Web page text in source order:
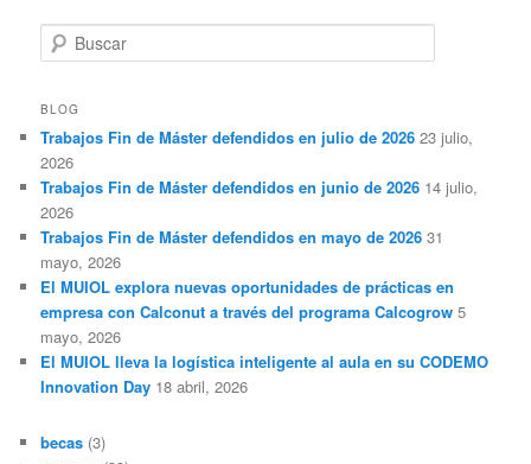
u
c
r
BLOG
Trabajos Fin de Máster defendidos en julio de 2026 23 julio,
2026
Trabajos Fin de Máster defendidos en junio de 2026 14 julio,
2026
Trabajos Fin de Máster defendidos en mayo de 2026 31
mayo, 2026
El MUIOL explora nuevas oportunidades de prácticas en
empresa con Calconut a través del programa Calcogrow 5
mayo, 2026
El MUIOL lleva la logística inteligente al aula en su CODEMO
Innovation Day 18 abril, 2026
becas (3)